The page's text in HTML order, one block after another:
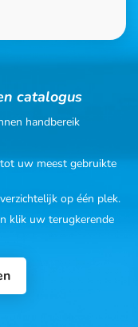
catalogus
handbereik
uw meest gebruikte
op één plek.
klik uw terugkerende